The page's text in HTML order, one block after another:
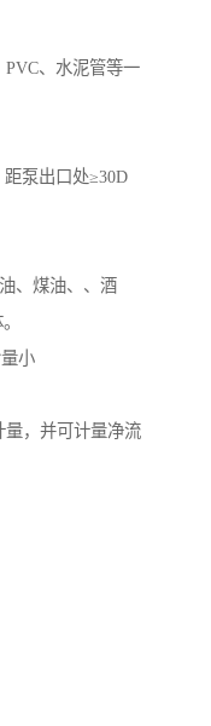
PVC、水泥管等一
泵出口处≥30D
、煤油、、酒
量小
量，并可计量净流